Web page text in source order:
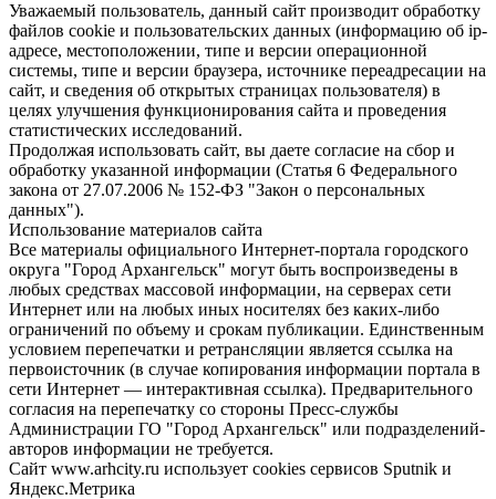
Уважаемый пользователь, данный сайт производит обработку
файлов cookie и пользовательских данных (информацию об ip-
адресе, местоположении, типе и версии операционной
системы, типе и версии браузера, источнике переадресации на
сайт, и сведения об открытых страницах пользователя) в
целях улучшения функционирования сайта и проведения
статистических исследований.
Продолжая использовать сайт, вы даете согласие на сбор и
обработку указанной информации (Статья 6 Федерального
закона от 27.07.2006 № 152-ФЗ "Закон о персональных
данных").
Использование материалов сайта
Все материалы официального Интернет-портала городского
округа "Город Архангельск" могут быть воспроизведены в
любых средствах массовой информации, на серверах сети
Интернет или на любых иных носителях без каких-либо
ограничений по объему и срокам публикации. Единственным
условием перепечатки и ретрансляции является ссылка на
первоисточник (в случае копирования информации портала в
сети Интернет — интерактивная ссылка). Предварительного
согласия на перепечатку со стороны Пресс-службы
Администрации ГО "Город Архангельск" или подразделений-
авторов информации не требуется.
Сайт www.arhcity.ru использует cookies сервисов Sputnik и
Яндекс.Метрика